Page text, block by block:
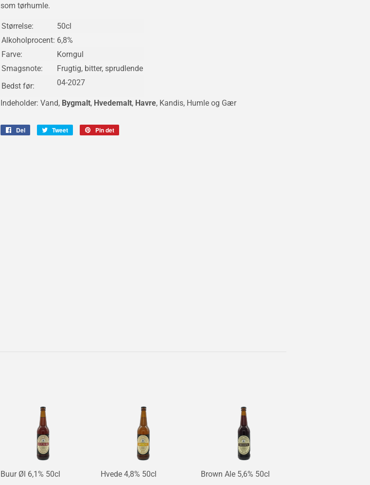
som tørhumle.
Størrelse:
50cl
Alkoholprocent: 6,8%
Farve:
Korngul
Smagsnote:
Frugtig, bitter, sprudlende
Bedst før:
04-2027
Indeholder: Vand, Bygmalt, Hvedemalt, Havre, Kandis, Humle og Gær
Del Tweet
Tweet
Pin det
Buur Øl 6,1% 50cl Hvede 4,8% 50cl Brown Ale 5,6% 50cl